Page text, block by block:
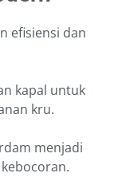
efisiensi dan
kapal untuk
kru.
menjadi